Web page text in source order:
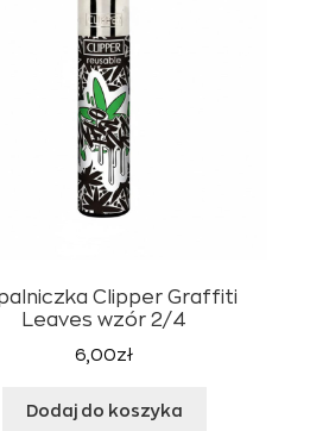
Clipper Graffiti
Leaves wzór 2/4
6,00zł
Dodaj do koszyka